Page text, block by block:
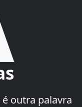
outra palavra